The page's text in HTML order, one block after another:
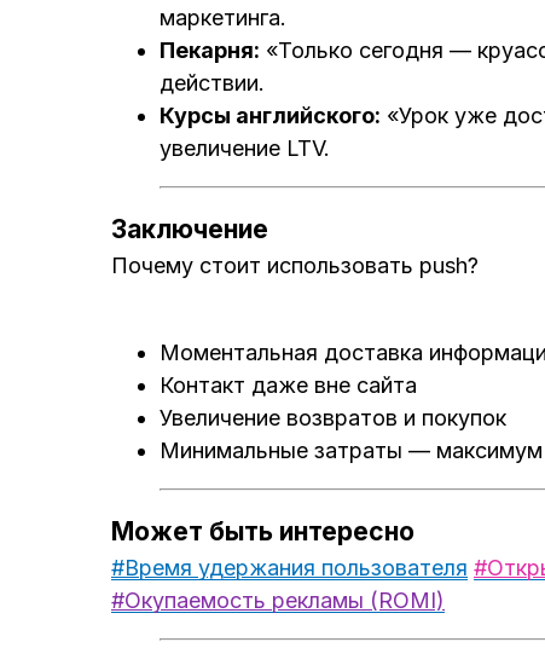
маркетинга.
Пекарня: «Только сегодня —
действии.
Курсы английского: «Урок уже
увеличение LTV.
Заключение
Почему стоит использовать push?
Моментальная доставка
Контакт даже вне сайта
Увеличение возвратов и покупок
Минимальные затраты — максимум
Может быть интересно
#Время удержания пользователя
#Окупаемость рекламы (ROMI)